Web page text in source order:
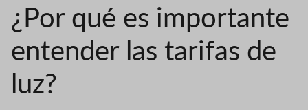
¿Por qué es importante
entender las tarifas de
luz?